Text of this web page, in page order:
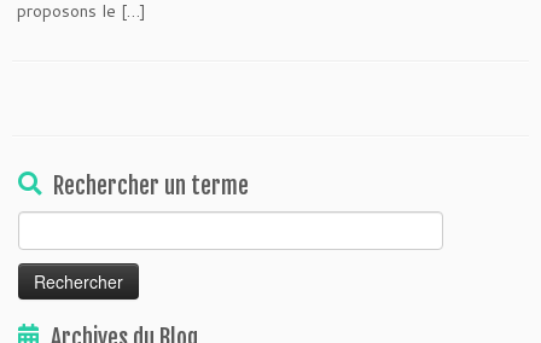
proposons le […]
Rechercher un terme